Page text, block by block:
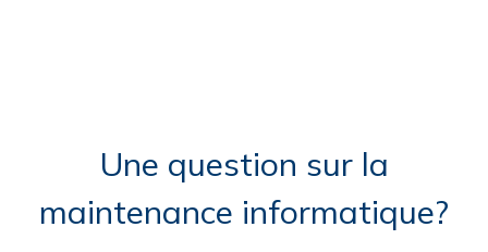
Une question sur la
maintenance informatique?